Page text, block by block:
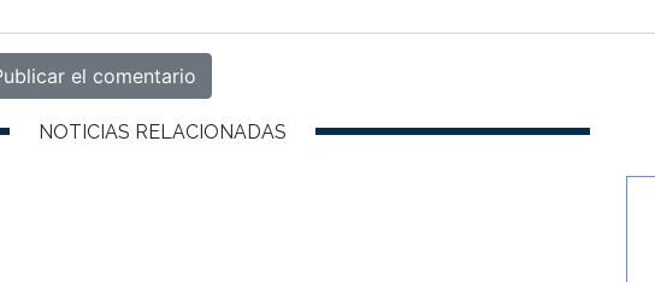
NOTICIAS RELACIONADAS